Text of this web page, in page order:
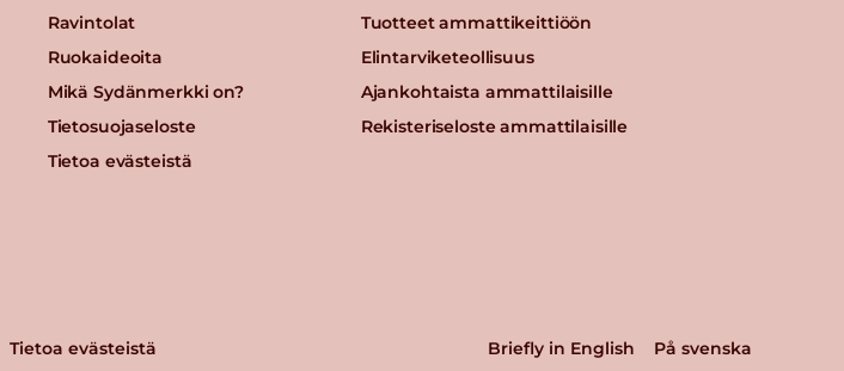
Ravintolat
Ruokaideoita
Mikä Sydänmerkki on?
Tietosuojaseloste
Tietoa evästeistä
Tuotteet ammattikeittiöön
Elintarviketeollisuus
Ajankohtaista ammattilaisille
Rekisteriseloste ammattilaisille
Tietoa evästeistä Briefly in English På svenska